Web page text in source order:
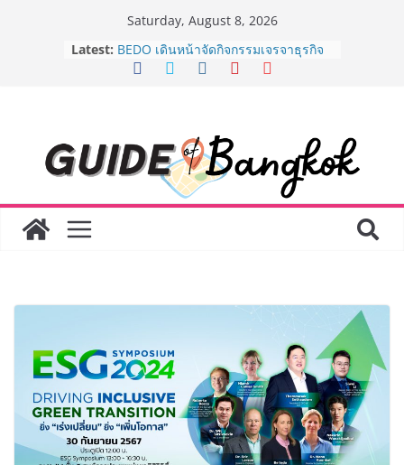
Saturday, August 8, 2026
Latest: BEDO เดินหน้าจัดกิจกรรมเจรจาธุรกิจ
“BIO TRADE CONNECT 2026” ยก
สด ดอกไม้ประดิษฐ์ พวงมาลัย และสังฆ
ภัณฑ์ครบวงจร ขอเชิญเลือกซื้อมาลัย
และของขวัญต้อนรับวันแม่ เปิดให้
บริการทุกวันตลอด 24 ชั่วโมง
Guangzhou Yinghao School เผยวิสัย
8.8 “ซูเลียน” รวมพลังนักธุรกิจทั่ว
“ดร.ปิยะวัฒน์” ถ่ายทอดวิสัยทัศน์ธุรกิจ
พร้อมฟรีคอนเสิร์ต “โชค รถแห่” ยกวง
AirAsia X SEE FAH พันธมิตรทางธุรกิจ
ยาวนานกว่า 20 ปี ต่อยอดเสิร์ฟความ
อร่อย ยกเมนูระดับตำนาน “ข้าวหน้าไก่
ราชวงศ์” พุ่งทะยานสู่น่านฟ้า